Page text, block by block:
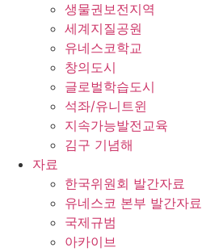
생물권보전지역
세계지질공원
유네스코학교
창의도시
글로벌학습도시
석좌/유니트윈
지속가능발전교육
김구 기념해
자료
한국위원회 발간자료
유네스코 본부 발간자료
국제규범
아카이브